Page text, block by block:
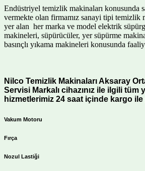
Endüstriyel temizlik makinaları konusunda
vermekte olan firmamız sanayi tipi temizlik
yer alan her marka ve model elektrik
makineleri, süpürücüler, yer süpürme
basınçlı yıkama makineleri konusunda
Nilco Temizlik Makinaları Aksaray
Servisi Markalı cihazınız ile ilgili tüm
hizmetlerimiz 24 saat içinde kargo
Vakum Motoru
Fırça
Nozul Lastiği